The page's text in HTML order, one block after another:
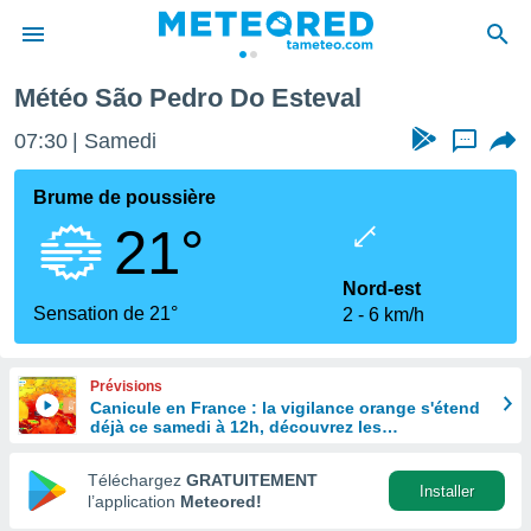
de
en
Météo São Pedro Do Esteval
07:30 Samedi ...
Brume de poussière
21°
Sensation de 21°
Nord-est
2
6 km/h
Prévisions
Canicule en France : la vigilance orange s'étend
déjà ce samedi à 12h, découvrez les
Téléchargez GRATUITEMENT
l’application Meteored!
Installer